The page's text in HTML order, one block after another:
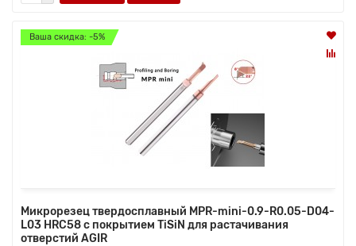
Ваша скидка: -5%
Микрорезец твердосплавный MPR-mini-0.9-R0.05-D04-
L03 HRC58 с покрытием TiSiN для растачивания
отверстий AGIR